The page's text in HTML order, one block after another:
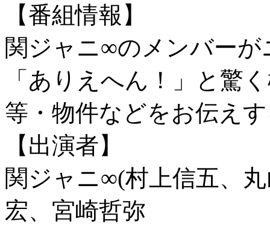
【番組情報】
関ジャニ∞のメンバー
「ありえへん！」と驚
等・物件などをお伝え
【出演者】
関ジャニ∞(村上信五、
宏、宮崎哲弥